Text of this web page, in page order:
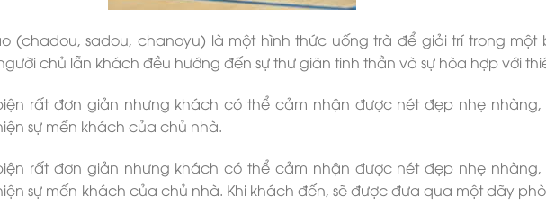
(chadou, sadou, chanoyu) là một hình thức uống trà để giải trí trong một
chủ lẫn khách đều hướng đến sự thư giãn tinh thần và sự hòa hợp với
rất đơn giản nhưng khách có thể cảm nhận được nét đẹp nhẹ nhàng,
sự mến khách của chủ nhà.
rất đơn giản nhưng khách có thể cảm nhận được nét đẹp nhẹ nhàng,
sự mến khách của chủ nhà. Khi khách đến, sẽ được đưa qua một dãy